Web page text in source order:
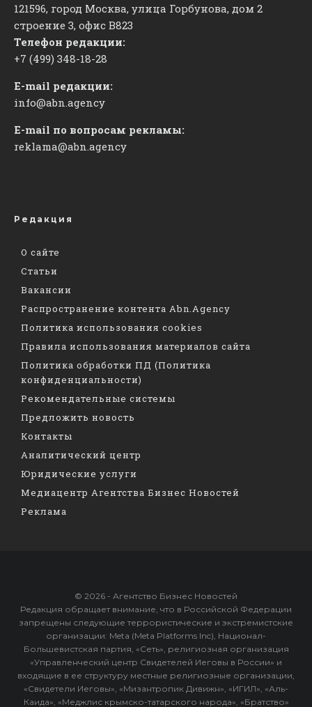
121596, город Москва, улица Горбунова, дом 2
строение 3, офис ​В823
Телефон редакции:
+7 (499) 348-18-28
E-mail редакции:
info@abn.agency
E-mail по вопросам рекламы:
reklama@abn.agency
Редакция
О сайте
Статьи
Вакансии
Распространение контента Abn.Agency
Политика использования cookies
Правила использования материалов сайта
Политика обработки ПД (Политика
конфиденциальности)
Рекомендательные системы
Предложить новость
Контакты
Аналитический центр
Юридические услуги
Медиацентр Агентства Бизнес Новостей
Реклама
© 2026 - Агентство Бизнес Новостей
Редакция обращает внимание, что в Российской Федерации
запрещены следующие террористические и экстремистские
организации: Meta (Meta Platforms Inc), Национал-
Большевистская партия, «Сеть», религиозная организация
«Управленческий центр Свидетелей Иеговы в России» и
входящие в ее структуру местные религиозные организации,
«Свидетели Иеговы», «Мизантропик Дивижн», «ИГИЛ», «Аль-
Каида», «Меджлис крымско-татарского народа», «Братство»